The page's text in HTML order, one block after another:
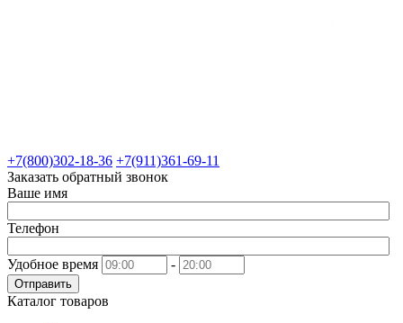
+7(800)302-18-36 +7(911)361-69-11
Заказать обратный звонок
Ваше имя
Телефон
Удобное время -
Отправить
Каталог товаров